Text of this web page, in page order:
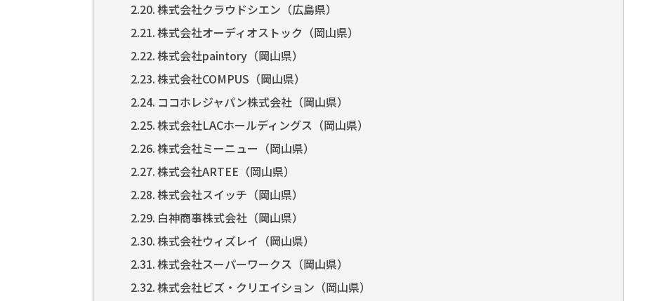
株式会社クラウドシエン（広島県）
株式会社オーディオストック（岡山県）
株式会社paintory（岡山県）
株式会社COMPUS（岡山県）
ココホレジャパン株式会社（岡山県）
株式会社LACホールディングス（岡山県）
株式会社ミーニュー（岡山県）
株式会社ARTEE（岡山県）
株式会社スイッチ（岡山県）
白神商事株式会社（岡山県）
株式会社ウィズレイ（岡山県）
株式会社スーパーワークス（岡山県）
株式会社ビズ・クリエイション（岡山県）